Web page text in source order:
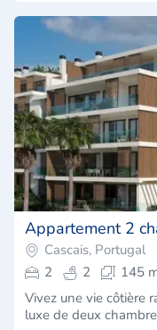
Appartement 2
Cascais, Portugal
2
2
145
Vivez une vie côtière
luxe de deux